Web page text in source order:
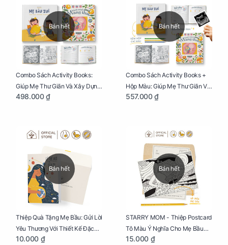
Bán hết
Combo Sách Activity Books:
Giúp Mẹ Thư Giãn Và Xây Dựng
Thai Kỳ Chu Đáo
498.000 ₫
Bán hết
Combo Sách Activity Books +
Hộp Màu: Giúp Mẹ Thư Giãn Và
Xây Dựng Thai Kỳ Chu Đáo
557.000 ₫
Bán hết
Thiệp Quà Tặng Mẹ Bầu: Gửi Lời
Yêu Thương Với Thiết Kế Đặc
Biệt Dành Riêng Cho Mẹ Bầu
10.000 ₫
Bán hết
STARRY MOM - Thiệp Postcard
Tô Màu Ý Nghĩa Cho Mẹ Bầu
Sáng Tạo, Thư Giãn Và Hạnh
15.000 ₫